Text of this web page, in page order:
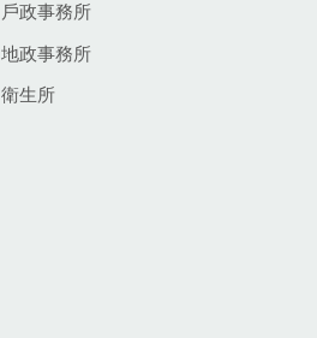
戶政事務所
地政事務所
衛生所